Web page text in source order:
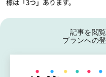
標は「3つ」あります。
記事を閲
プランへの